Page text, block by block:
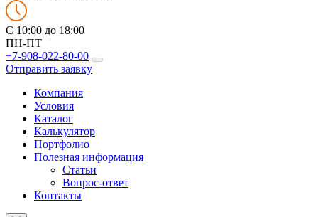
C 10:00 до 18:00
ПН-ПТ
+7-908-022-80-00
Отправить заявку
Компания
Условия
Каталог
Калькулятор
Портфолио
Полезная информация
Статьи
Вопрос-ответ
Контакты